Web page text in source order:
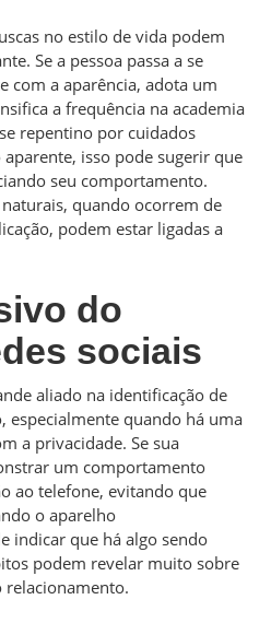
no estilo de vida podem
Se a pessoa passa a se
com a aparência, adota um
a frequência na academia
repentino por cuidados
isso pode sugerir que
seu comportamento.
quando ocorrem de
podem estar ligadas a
do
sociais
aliado na identificação de
especialmente quando há uma
a privacidade. Se sua
um comportamento
ao telefone, evitando que
o aparelho
indicar que há algo sendo
podem revelar muito sobre
relacionamento.